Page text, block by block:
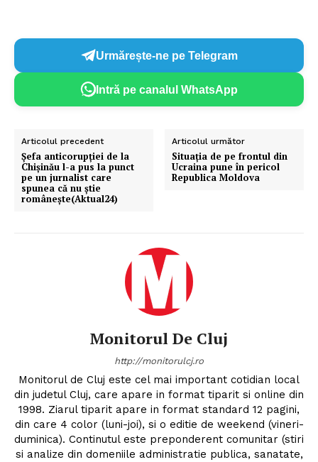
Urmărește-ne pe Telegram
Intră pe canalul WhatsApp
Articolul precedent
Șefa anticorupției de la
Chișinău l-a pus la punct
pe un jurnalist care
spunea că nu știe
românește(Aktual24)
Articolul următor
Situația de pe frontul din
Ucraina pune în pericol
Republica Moldova
Monitorul De Cluj
http://monitorulcj.ro
Monitorul de Cluj este cel mai important cotidian local
din judetul Cluj, care apare in format tiparit si online din
1998. Ziarul tiparit apare in format standard 12 pagini,
din care 4 color (luni-joi), si o editie de weekend (vineri-
duminica). Continutul este preponderent comunitar (stiri
si analize din domeniile administratie publica, sanatate,